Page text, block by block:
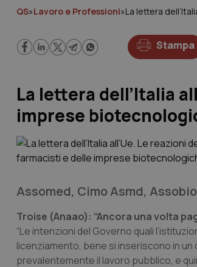
QS»Lavoro e Professioni»La lettera
Stampa
La lettera dell’Italia
imprese
Assomed, Cimo Asmd,
Troise (Anaao): “Ancora una volta
“Le intenzioni del Governo quali
licenziamento, bene si inseriscono in
prevalentemente il lavoro pubblico, e